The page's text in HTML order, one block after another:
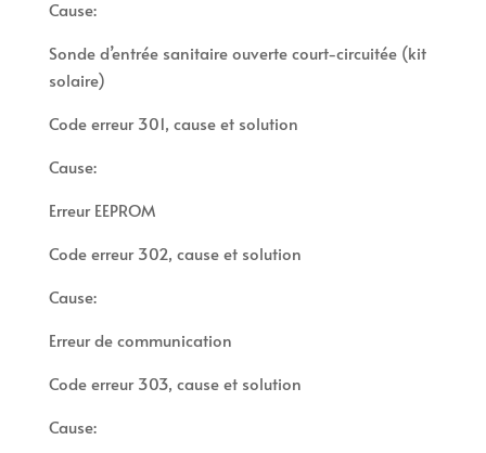
Cause:
Sonde d’entrée sanitaire ouverte court-circuitée (kit
solaire)
Code erreur 301, cause et solution
Cause:
Erreur EEPROM
Code erreur 302, cause et solution
Cause:
Erreur de communication
Code erreur 303, cause et solution
Cause: